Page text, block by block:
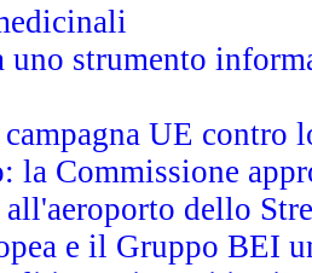
uno strumento
UE contro
la Commissione
dello
e il Gruppo BEI